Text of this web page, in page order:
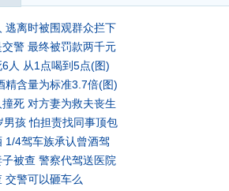
逃离时被围观群众拦下
警 最终被罚款两千元
人 从1点喝到5点(图)
精含量为标准3.7倍(图)
死 对方妻为救夫丧生
孩 怕担责找同事顶包
1/4驾车族承认曾酒驾
被查 警察代驾送医院
交警可以砸车么